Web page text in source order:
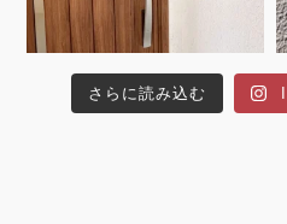
さらに読み込む